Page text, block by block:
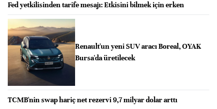
Fed yetkilisinden tarife mesajı: Etkisini bilmek için erken
Renault'un yeni SUV aracı Boreal, OYAK
Bursa'da üretilecek
TCMB'nin swap hariç net rezervi 9,7 milyar dolar arttı